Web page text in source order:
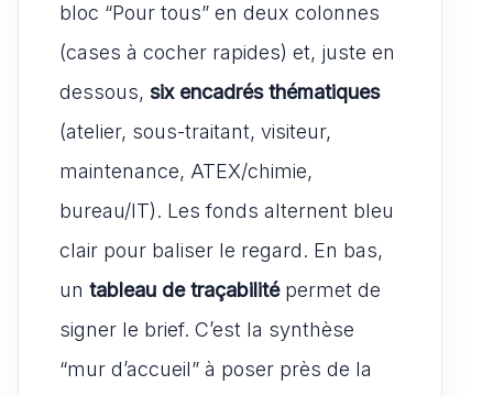
bloc “Pour tous” en deux colonnes
(cases à cocher rapides) et, juste en
dessous, six encadrés thématiques
(atelier, sous-traitant, visiteur,
maintenance, ATEX/chimie,
bureau/IT). Les fonds alternent bleu
clair pour baliser le regard. En bas,
un tableau de traçabilitépermet de
signer le brief. C’est la synthèse
“mur d’accueil” à poser près de la